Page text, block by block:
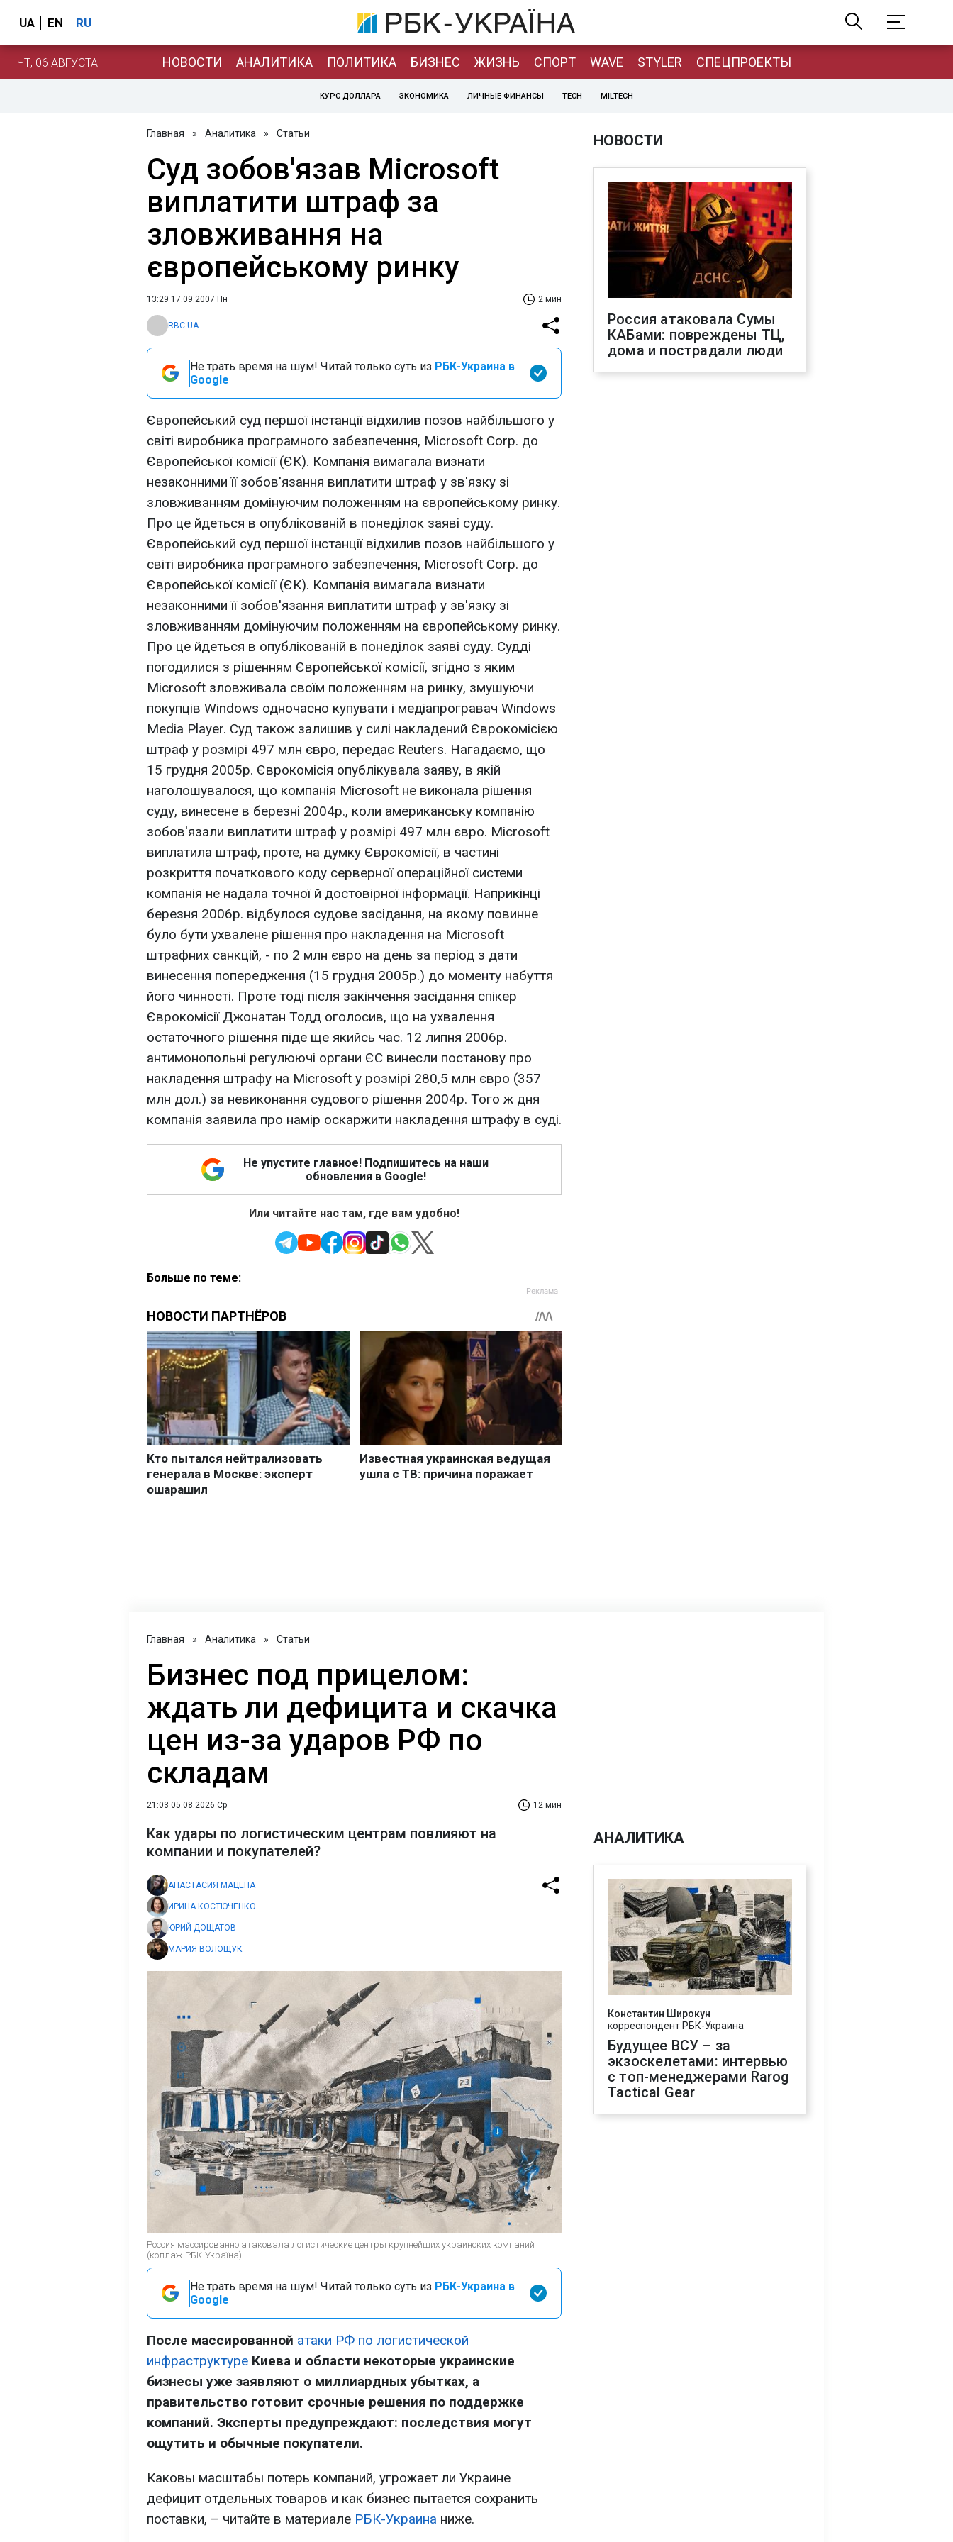
UA EN RU
ЧТ, 06 АВГУСТА НОВОСТИ АНАЛИТИКА ПОЛИТИКА БИЗНЕС ЖИЗНЬ СПОРТ WAVE STYLER СПЕЦПРОЕКТЫ
КУРС ДОЛЛАРА ЭКОНОМИКА ЛИЧНЫЕ ФИНАНСЫ TECH MILTECH
Главная » Аналитика » Статьи
Суд зобов'язав Microsoft
виплатити штраф за
зловживання на
європейському ринку
13:29 17.09.2007 Пн 2 мин
RBC.UA
Не трать время на шум! Читай только суть из РБК-Украина в
Google
Європейський суд першої інстанції відхилив позов найбільшого у
світі виробника програмного забезпечення, Microsoft Corp. до
Європейської комісії (ЄК). Компанія вимагала визнати
незаконними її зобов'язання виплатити штраф у зв'язку зі
зловживанням домінуючим положенням на європейському ринку.
Про це йдеться в опублікованій в понеділок заяві суду.
Європейський суд першої інстанції відхилив позов найбільшого у
світі виробника програмного забезпечення, Microsoft Corp. до
Європейської комісії (ЄК). Компанія вимагала визнати
незаконними її зобов'язання виплатити штраф у зв'язку зі
зловживанням домінуючим положенням на європейському ринку.
Про це йдеться в опублікованій в понеділок заяві суду. Судді
погодилися з рішенням Європейської комісії, згідно з яким
Microsoft зловживала своїм положенням на ринку, змушуючи
покупців Windows одночасно купувати і медіапрогравач Windows
Media Player. Суд також залишив у силі накладений Єврокомісією
штраф у розмірі 497 млн євро, передає Reuters. Нагадаємо, що
15 грудня 2005р. Єврокомісія опублікувала заяву, в якій
наголошувалося, що компанія Microsoft не виконала рішення
суду, винесене в березні 2004р., коли американську компанію
зобов'язали виплатити штраф у розмірі 497 млн євро. Microsoft
виплатила штраф, проте, на думку Єврокомісії, в частині
розкриття початкового коду серверної операційної системи
компанія не надала точної й достовірної інформації. Наприкінці
березня 2006р. відбулося судове засідання, на якому повинне
було бути ухвалене рішення про накладення на Microsoft
штрафних санкцій, - по 2 млн євро на день за період з дати
винесення попередження (15 грудня 2005р.) до моменту набуття
його чинності. Проте тоді після закінчення засідання спікер
Єврокомісії Джонатан Тодд оголосив, що на ухвалення
остаточного рішення піде ще якийсь час. 12 липня 2006р.
антимонопольні регулюючі органи ЄС винесли постанову про
накладення штрафу на Microsoft у розмірі 280,5 млн євро (357
млн дол.) за невиконання судового рішення 2004р. Того ж дня
компанія заявила про намір оскаржити накладення штрафу в суді.
Не упустите главное! Подпишитесь на наши
обновления в Google!
Или читайте нас там, где вам удобно!
Больше по теме:
НОВОСТИ
Россия атаковала Сумы
КАБами: повреждены ТЦ,
дома и пострадали люди
Главная » Аналитика » Статьи
Бизнес под прицелом:
ждать ли дефицита и скачка
цен из-за ударов РФ по
складам
21:03 05.08.2026 Ср 12 мин
Как удары по логистическим центрам повлияют на
компании и покупателей?
АНАСТАСИЯ МАЦЕПА
ИРИНА КОСТЮЧЕНКО
ЮРИЙ ДОЩАТОВ
МАРИЯ ВОЛОЩУК
Россия массированно атаковала логистические центры крупнейших украинских компаний
(коллаж РБК-Україна)
Не трать время на шум! Читай только суть из РБК-Украина в
Google
После массированной атаки РФ по логистической
инфраструктуре Киева и области некоторые украинские
бизнесы уже заявляют о миллиардных убытках, а
правительство готовит срочные решения по поддержке
компаний. Эксперты предупреждают: последствия могут
ощутить и обычные покупатели.
Каковы масштабы потерь компаний, угрожает ли Украине
дефицит отдельных товаров и как бизнес пытается сохранить
поставки, – читайте в материале РБК-Украина ниже.
АНАЛИТИКА
Константин Широкун
корреспондент РБК-Украина
Будущее ВСУ – за
экзоскелетами: интервью
с топ-менеджерами Rarog
Tactical Gear